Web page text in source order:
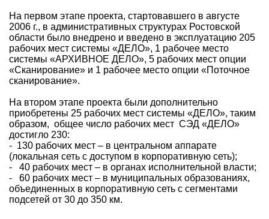
На первом этапе проекта, стартовавшего в августе
2006 г., в административных структурах Ростовской
области было внедрено и введено в эксплуатацию 205
рабочих мест системы «ДЕЛО», 1 рабочее место
системы «АРХИВНОЕ ДЕЛО», 5 рабочих мест опции
«Сканирование» и 1 рабочее место опции «Поточное
сканирование».
На втором этапе проекта были дополнительно
приобретены 25 рабочих мест системы «ДЕЛО», таким
образом, общее число рабочих мест СЭД «ДЕЛО»
достигло 230:
- 130 рабочих мест – в центральном аппарате
(локальная сеть с доступом в корпоративную сеть);
- 40 рабочих мест – в органах исполнительной власти;
- 60 рабочих мест – в муниципальных образованиях,
объединенных в корпоративную сеть с сегментами
подсетей от 30 до 350 км.